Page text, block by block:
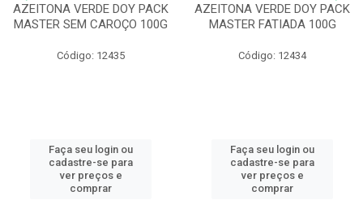
AZEITONA VERDE DOY PACK
MASTER SEM CAROÇO 100G
Código: 12435
Faça seu login ou
cadastre-se para
ver preços e
comprar
AZEITONA VERDE DOY PACK
MASTER FATIADA 100G
Código: 12434
Faça seu login ou
cadastre-se para
ver preços e
comprar